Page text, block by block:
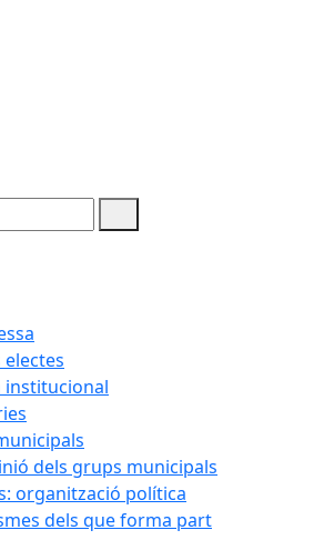
electes
institucional
dels grups municipals
organització política
dels que forma part